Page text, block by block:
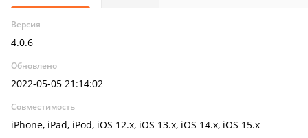
Версия
4.0.6
Обновлено
2022-05-05 21:14:02
Совместимость
iPhone, iPad, iPod, iOS 12.x, iOS 13.x, iOS 14.x, iOS 15.x